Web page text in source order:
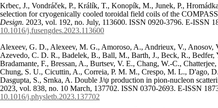
Krbec, J., Vondráček, P., Králík, T., Konopík, M., Junek, P.,
selection for cryogenically cooled toroidal field coils of the
Design. 2023, vol. 192, no. July, 113600. ISSN 0920-3796. E-ISSN
10.1016/j.fusengdes.2023.113600
Alexeev, G. D., Alexeev, M. G., Amoroso, A., Andrieux, V., Anosov,
Azevedo, C. D. R., Badelek, B., Ball, M., Barth, J., Beck, R., Bedfer,
Bradamante, F., Bressan, A., Burtsev, V. E., Chang, W.-C.,
Chung, S. U., Cicuttin, A., Correia, P. M. M., Crespo, M. L., D'ago,
Dasgupta, S., Srnka, A. Double J/ψ production in pion-nucleon
2023, vol. 838, no. 10 March, 137702. ISSN 0370-2693. E-ISSN
10.1016/j.physletb.2023.137702